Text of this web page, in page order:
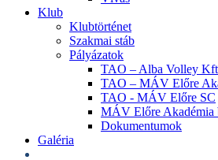
Klub
Klubtörténet
Szakmai stáb
Pályázatok
TAO – Alba Volley
TAO – MÁV Előre
TAO - MÁV Előre SC
MÁV Előre Akadémia
Dokumentumok
Galéria